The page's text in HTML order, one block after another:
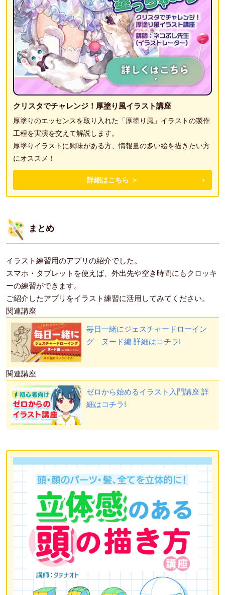
クリスタでチャレンジ！厚塗り風イラスト講座
厚塗りのエッセンスを取り入れた「厚塗り風」イラストの製作
工程を実演を交えて解説します。
厚塗りイラストに興味がある方、情報量の多い絵を描きたい方
にオススメ！
詳細はこちら ＞
まとめ
イラスト練習用のアプリの紹介でした。
スマホ・タブレットを使えば、外出先や空き時間にもクロッキ
ーの練習ができます。
ご紹介したアプリをイラスト練習に活用してみてください。
関連講座
毎日一緒にジェスチャードローイン
グ ヌード編 詳細はコチラ!
関連講座
ゼロから始めるイラスト入門講座 詳
細はコチラ!